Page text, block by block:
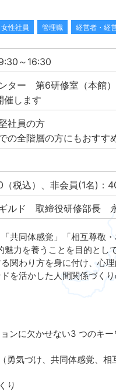
女性社員 管理職 経営者・経
～16:30
ター 第6研修室（本館）
催します
社員の方
の全階層の方にもおすす
税込）、非会員(1名)：
ギルド 取締役研修部長
共同体感覚」「相互尊敬
力を養うことを目的として
関わり方を身に付け、心
を活かした人間関係づく
ンに欠かせない3 つのキー
気づけ、共同体感覚、相
り